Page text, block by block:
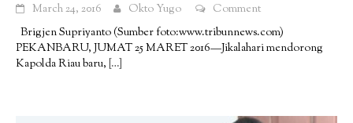
March 24, 2016 Okto Yugo
Comment
Brigjen Supriyanto (Sumber foto:www.tribunnews.com)
PEKANBARU, JUMAT 25 MARET 2016—Jikalahari mendorong
Kapolda Riau baru, […]